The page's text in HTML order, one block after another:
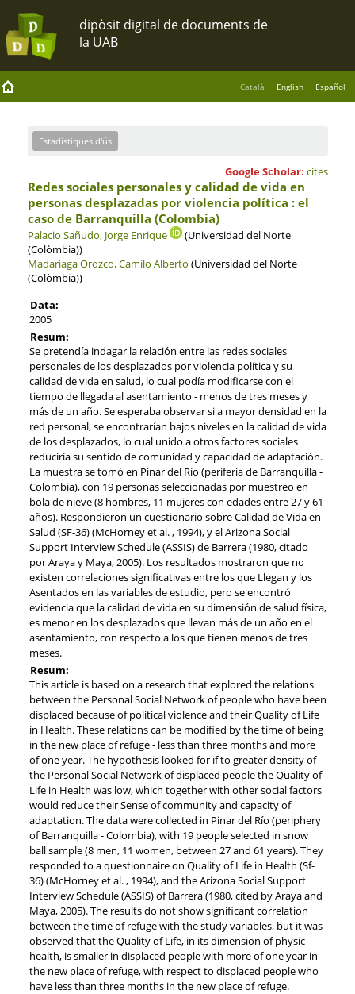
Català English Español
Estadístiques d'ús
Google Scholar: cites
Redes sociales personales y calidad de vida en
personas desplazadas por violencia política : el
caso de Barranquilla (Colombia)
Palacio Sañudo, Jorge Enrique
(Universidad del Norte
(Colòmbia))
Madariaga Orozco, Camilo Alberto (Universidad del Norte
(Colòmbia))
Data:
2005
Resum:
Se pretendía indagar la relación entre las redes sociales
personales de los desplazados por violencia política y su
calidad de vida en salud, lo cual podía modificarse con el
tiempo de llegada al asentamiento - menos de tres meses y
más de un año. Se esperaba observar si a mayor densidad en la
red personal, se encontrarían bajos niveles en la calidad de vida
de los desplazados, lo cual unido a otros factores sociales
reduciría su sentido de comunidad y capacidad de adaptación.
La muestra se tomó en Pinar del Río (periferia de Barranquilla -
Colombia), con 19 personas seleccionadas por muestreo en
bola de nieve (8 hombres, 11 mujeres con edades entre 27 y 61
años). Respondieron un cuestionario sobre Calidad de Vida en
Salud (SF-36) (McHorney et al. , 1994), y el Arizona Social
Support Interview Schedule (ASSIS) de Barrera (1980, citado
por Araya y Maya, 2005). Los resultados mostraron que no
existen correlaciones significativas entre los que Llegan y los
Asentados en las variables de estudio, pero se encontró
evidencia que la calidad de vida en su dimensión de salud física,
es menor en los desplazados que llevan más de un año en el
asentamiento, con respecto a los que tienen menos de tres
meses.
Resum:
This article is based on a research that explored the relations
between the Personal Social Network of people who have been
displaced because of political violence and their Quality of Life
in Health. These relations can be modified by the time of being
in the new place of refuge - less than three months and more
of one year. The hypothesis looked for if to greater density of
the Personal Social Network of displaced people the Quality of
Life in Health was low, which together with other social factors
would reduce their Sense of community and capacity of
adaptation. The data were collected in Pinar del Río (periphery
of Barranquilla - Colombia), with 19 people selected in snow
ball sample (8 men, 11 women, between 27 and 61 years). They
responded to a questionnaire on Quality of Life in Health (Sf-
36) (McHorney et al. , 1994), and the Arizona Social Support
Interview Schedule (ASSIS) of Barrera (1980, cited by Araya and
Maya, 2005). The results do not show significant correlation
between the time of refuge with the study variables, but it was
observed that the Quality of Life, in its dimension of physic
health, is smaller in displaced people with more of one year in
the new place of refuge, with respect to displaced people who
have less than three months in the new place of refuge.